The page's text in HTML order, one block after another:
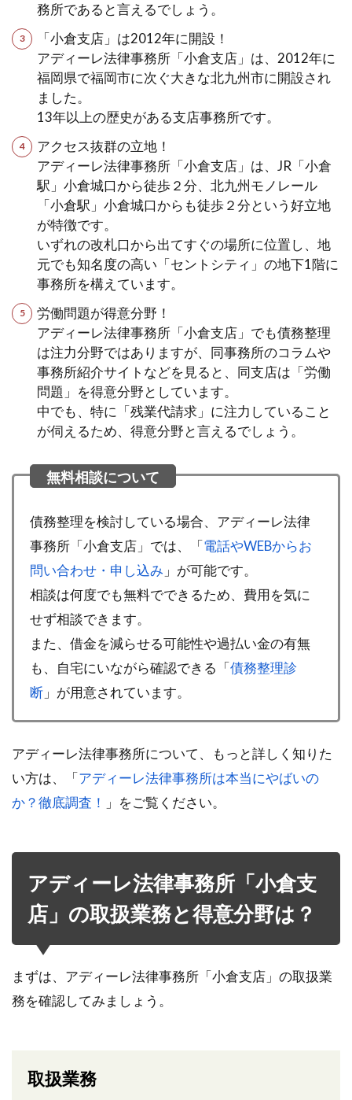
務所であると言えるでしょう。
「小倉支店」は2012年に開設！
アディーレ法律事務所「小倉支店」は、2012年に
福岡県で福岡市に次ぐ大きな北九州市に開設され
ました。
13年以上の歴史がある支店事務所です。
アクセス抜群の立地！
アディーレ法律事務所「小倉支店」は、JR「小倉
駅」小倉城口から徒歩２分、北九州モノレール
「小倉駅」小倉城口からも徒歩２分という好立地
が特徴です。
いずれの改札口から出てすぐの場所に位置し、地
元でも知名度の高い「セントシティ」の地下1階に
事務所を構えています。
労働問題が得意分野！
アディーレ法律事務所「小倉支店」でも債務整理
は注力分野ではありますが、同事務所のコラムや
事務所紹介サイトなどを見ると、同支店は「労働
問題」を得意分野としています。
中でも、特に「残業代請求」に注力していること
が伺えるため、得意分野と言えるでしょう。
債務整理を検討している場合、アディーレ法律
事務所「小倉支店」では、「電話やWEBからお
問い合わせ・申し込み 」が可能です。
相談は何度でも無料でできるため、費用を気に
せず相談できます。
また、借金を減らせる可能性や過払い金の有無
も、自宅にいながら確認できる「債務整理診
断 」が用意されています。
アディーレ法律事務所について、もっと詳しく知りた
い方は、「アディーレ法律事務所は本当にやばいの
か？徹底調査！
」をご覧ください。
アディーレ法律事務所「小倉支
店」の取扱業務と得意分野は？
まずは、アディーレ法律事務所「小倉支店」の取扱業
務を確認してみましょう。
取扱業務